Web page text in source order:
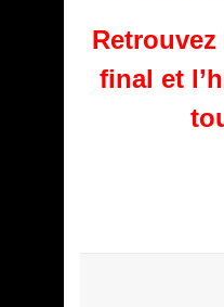
final et